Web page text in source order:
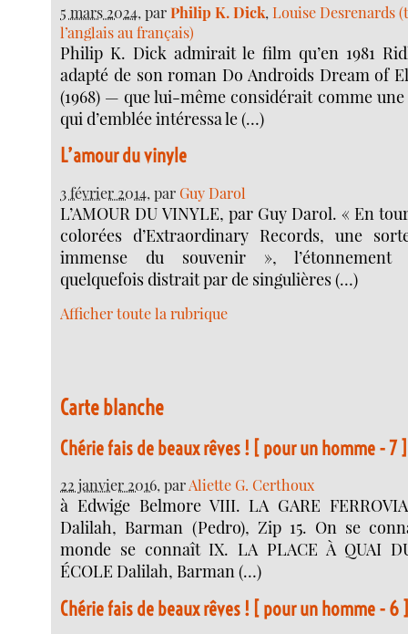
5 mars 2024, parPhilip K. Dick,Louise Desrenards
l’anglais au français)
Philip K. Dick admirait le film qu’en 1981
adapté de son roman Do Androids Dream of
(1968) — que lui-même considérait comme une
qui d’emblée intéressa le (…)
L’amour du vinyle
3 février 2014, par Guy Darol
L’AMOUR DU VINYLE, par Guy Darol. « En
colorées d’Extraordinary Records, une
immense du souvenir », l’étonnement
quelquefois distrait par de singulières (…)
Afficher toute la rubrique
Carte blanche
Chérie fais de beaux rêves ! [ pour un homme - 7 ]
22 janvier 2016, parAliette G. Certhoux
à Edwige Belmore VIII. LA GARE
Dalilah, Barman (Pedro), Zip 15. On se
monde se connaît IX. LA PLACE À QUAI
ÉCOLE Dalilah, Barman (…)
Chérie fais de beaux rêves ! [ pour un homme - 6